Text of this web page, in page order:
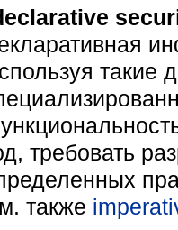
такие
требовать
также